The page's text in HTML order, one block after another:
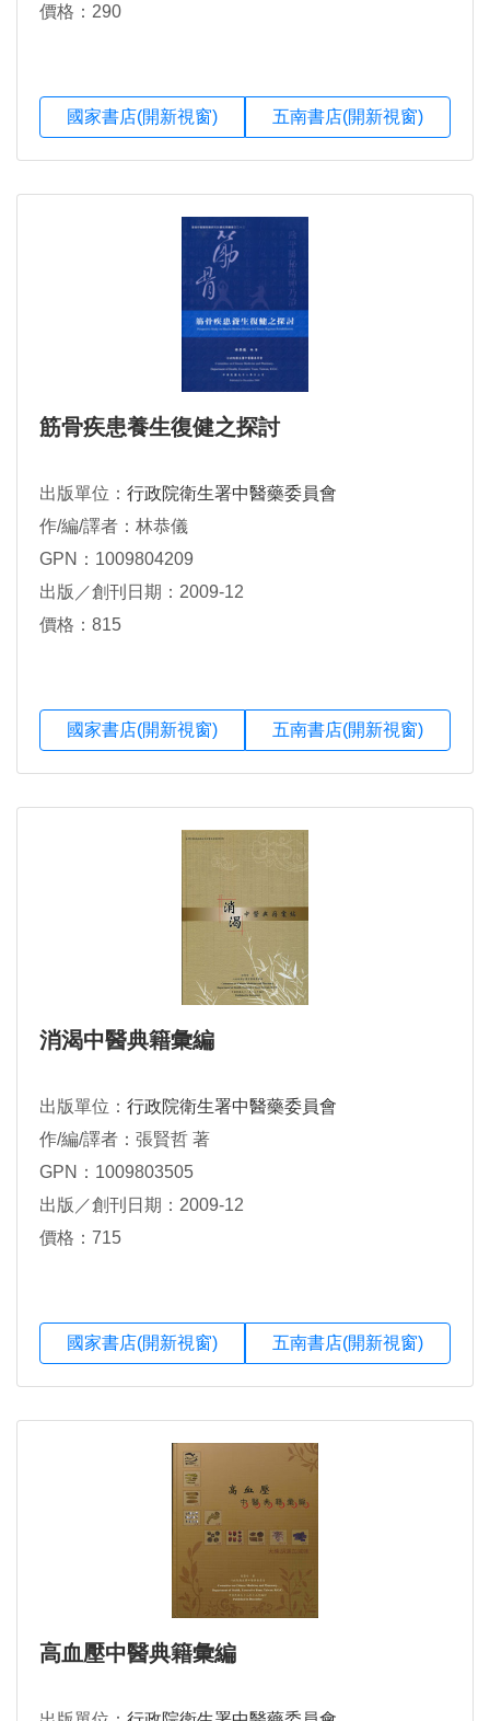
價格：290
國家書店(開新視窗) 五南書店(開新視窗)
筋骨疾患養生復健之探討
出版單位： 行政院衛生署中醫藥委員會
作/編/譯者：林恭儀
GPN：1009804209
出版／創刊日期：2009-12
價格：815
國家書店(開新視窗) 五南書店(開新視窗)
消渴中醫典籍彙編
出版單位： 行政院衛生署中醫藥委員會
作/編/譯者：張賢哲 著
GPN：1009803505
出版／創刊日期：2009-12
價格：715
國家書店(開新視窗) 五南書店(開新視窗)
高血壓中醫典籍彙編